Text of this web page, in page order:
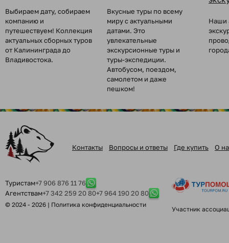
Выбираем дату, собираем
компанию и
путешествуем! Коллекция
актуальных сборных туров
от Калининграда до
Владивостока.
Вкусные туры по всему
миру с актуальными
датами. Это
увлекательные
экскурсионные туры и
туры-экспедиции.
Автобусом, поездом,
самолетом и даже
пешком!
Наши
Контакты Вопросы и ответы Где купить О
Туристам+7 906 876 11 76
Агентствам+7 342 259 20 80+7 964 190 20 80
© 2024 - 2026 | Политика конфиденциальности
Участник